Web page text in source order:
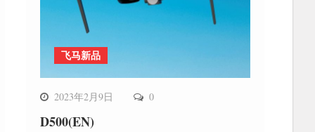
飞马新品
2023年2月9日 0
D500(EN)